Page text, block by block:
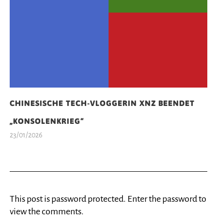
CHINESISCHE TECH-VLOGGERIN XNZ BEENDET
„KONSOLENKRIEG“
23/01/2026
This post is password protected. Enter the password to
view the comments.